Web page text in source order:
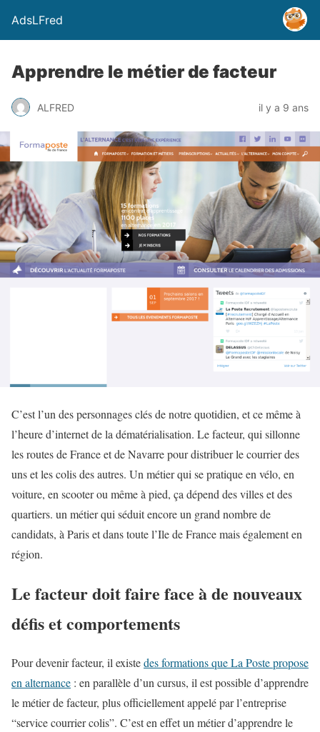
AdsLFred
Apprendre le métier de facteur
ALFRED il y a 9 ans
C’est l’un des personnages clés de notre quotidien, et ce même à
l’heure d’internet de la dématérialisation. Le facteur, qui sillonne
les routes de France et de Navarre pour distribuer le courrier des
uns et les colis des autres. Un métier qui se pratique en vélo, en
voiture, en scooter ou même à pied, ça dépend des villes et des
quartiers. un métier qui séduit encore un grand nombre de
candidats, à Paris et dans toute l’Ile de France mais également en
région.
Le facteur doit faire face à de nouveaux
défis et comportements
Pour devenir facteur, il existedes formations que La Poste propose
en alternance : en parallèle d’un cursus, il est possible d’apprendre
le métier de facteur, plus officiellement appelé par l’entreprise
“service courrier colis”. C’est en effet un métier d’apprendre le